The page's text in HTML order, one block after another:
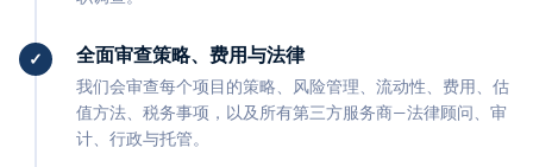
全面审查策略、费用与法律
我们会审查每个项目的策略、风险管理、流动性、费用、估
值方法、税务事项，以及所有第三方服务商—法律顾问、审
计、行政与托管。